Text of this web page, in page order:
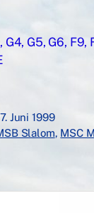
G4, G5, G6, F9,
Juni 1999
Slalom, MSC